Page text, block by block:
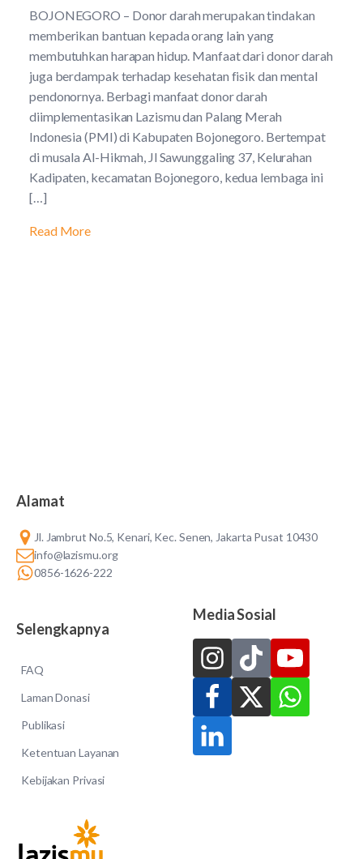
BOJONEGORO – Donor darah merupakan tindakan
memberikan bantuan kepada orang lain yang
membutuhkan harapan hidup. Manfaat dari donor darah
juga berdampak terhadap kesehatan fisik dan mental
pendonornya. Berbagi manfaat donor darah
diimplementasikan Lazismu dan Palang Merah
Indonesia (PMI) di Kabupaten Bojonegoro. Bertempat
di musala Al-Hikmah, Jl Sawunggaling 37, Kelurahan
Kadipaten, kecamatan Bojonegoro, kedua lembaga ini
[…]
Read More
Alamat
Jl. Jambrut No.5, Kenari, Kec. Senen, Jakarta Pusat 10430
info@lazismu.org
0856-1626-222
Selengkapnya
FAQ
Laman Donasi
Publikasi
Ketentuan Layanan
Kebijakan Privasi
Media Sosial